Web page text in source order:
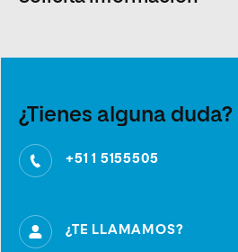
¿Tienes alguna duda?
+51 1 5155505
¿TE LLAMAMOS?